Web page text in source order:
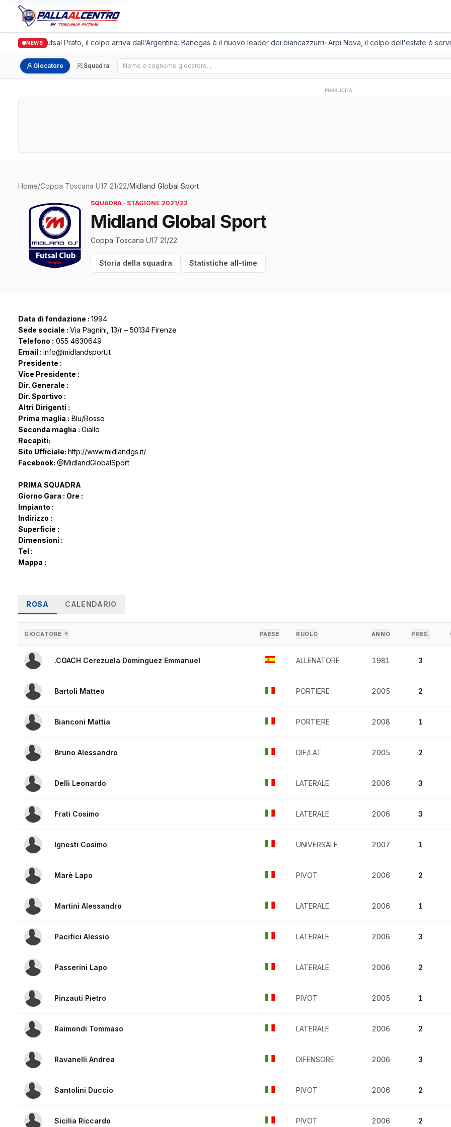
NEWS
Italgronda Futsal Prato, il colpo arriva dall'Argentina: Banegas è il nuovo leader dei biancazzurri•Arpi Nova, il colpo dell'estate è
Giocatore Squadra Cerca giocatore
PUBBLICITÀ
Home/Coppa Toscana U17 21/22/Midland Global Sport
SQUADRA · STAGIONE 2021/22
Midland Global Sport
Coppa Toscana U17 21/22
Storia della squadra Statistiche all-time
Data di fondazione : 1994
Sede sociale : Via Pagnini, 13/r – 50134 Firenze
Telefono : 055 4630649
Email : info@midlandsport.it
Presidente :
Vice Presidente :
Dir. Generale :
Dir. Sportivo :
Altri Dirigenti :
Prima maglia : Blu/Rosso
Seconda maglia : Giallo
Recapiti:
Sito Ufficiale: http://www.midlandgs.it/
Facebook: @MidlandGlobalSport
PRIMA SQUADRA
Giorno Gara : Ore :
Impianto :
Indirizzo :
Superficie :
Dimensioni :
Tel :
Mappa :
ROSA CALENDARIO
GIOCATORE ↑ PAESE RUOLO ANNO PRES.
.COACH Cerezuela Dominguez Emmanuel ALLENATORE 1981 3
Bartoli Matteo PORTIERE 2005 2
Bianconi Mattia PORTIERE 2008 1
Bruno Alessandro DIF/LAT 2005 2
Delli Leonardo LATERALE 2006 3
Frati Cosimo LATERALE 2006 3
Ignesti Cosimo UNIVERSALE 2007 1
Marè Lapo PIVOT 2006 2
Martini Alessandro LATERALE 2006 1
Pacifici Alessio LATERALE 2006 3
Passerini Lapo LATERALE 2006 2
Pinzauti Pietro PIVOT 2005 1
Raimondi Tommaso LATERALE 2006 2
Ravanelli Andrea DIFENSORE 2006 3
Santolini Duccio PIVOT 2006 2
Sicilia Riccardo PIVOT 2006 2